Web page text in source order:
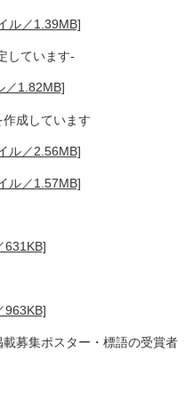
ル／1.39MB]
しています-
／1.82MB]
成しています
ル／2.56MB]
ル／1.57MB]
631KB]
963KB]
募集ポスター・標語の受賞者